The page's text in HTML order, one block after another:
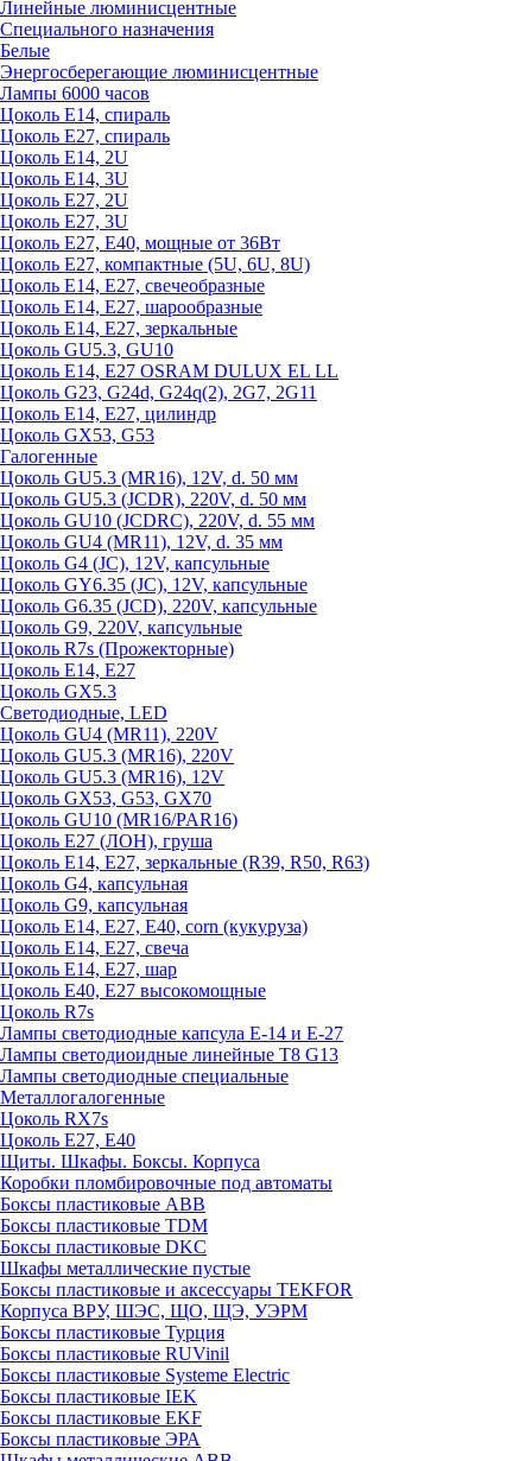
Линейные люминисцентные
Специального назначения
Белые
Энергосберегающие люминисцентные
Лампы 6000 часов
Цоколь Е14, спираль
Цоколь Е27, спираль
Цоколь Е14, 2U
Цоколь Е14, 3U
Цоколь Е27, 2U
Цоколь Е27, 3U
Цоколь Е27, Е40, мощные от 36Вт
Цоколь Е27, компактные (5U, 6U, 8U)
Цоколь Е14, Е27, свечеобразные
Цоколь Е14, Е27, шарообразные
Цоколь Е14, Е27, зеркальные
Цоколь GU5.3, GU10
Цоколь Е14, Е27 OSRAM DULUX EL LL
Цоколь G23, G24d, G24q(2), 2G7, 2G11
Цоколь Е14, Е27, цилиндр
Цоколь GX53, G53
Галогенные
Цоколь GU5.3 (MR16), 12V, d. 50 мм
Цоколь GU5.3 (JCDR), 220V, d. 50 мм
Цоколь GU10 (JCDRC), 220V, d. 55 мм
Цоколь GU4 (MR11), 12V, d. 35 мм
Цоколь G4 (JC), 12V, капсульные
Цоколь GY6.35 (JC), 12V, капсульные
Цоколь G6.35 (JCD), 220V, капсульные
Цоколь G9, 220V, капсульные
Цоколь R7s (Прожекторные)
Цоколь E14, E27
Цоколь GX5.3
Светодиодные, LED
Цоколь GU4 (MR11), 220V
Цоколь GU5.3 (MR16), 220V
Цоколь GU5.3 (MR16), 12V
Цоколь GX53, G53, GX70
Цоколь GU10 (MR16/PAR16)
Цоколь Е27 (ЛОН), груша
Цоколь Е14, Е27, зеркальные (R39, R50, R63)
Цоколь G4, капсульная
Цоколь G9, капсульная
Цоколь Е14, Е27, Е40, corn (кукуруза)
Цоколь Е14, Е27, свеча
Цоколь Е14, Е27, шар
Цоколь Е40, Е27 высокомощные
Цоколь R7s
Лампы светодиодные капсула Е-14 и Е-27
Лампы светодиоидные линейные T8 G13
Лампы светодиодные специальные
Металлогалогенные
Цоколь RX7s
Цоколь Е27, E40
Щиты. Шкафы. Боксы. Корпуса
Коробки пломбировочные под автоматы
Боксы пластиковые ABB
Боксы пластиковые TDM
Боксы пластиковые DKC
Шкафы металлические пустые
Боксы пластиковые и аксессуары TEKFOR
Корпуса ВРУ, ШЭС, ЩО, ЩЭ, УЭРМ
Боксы пластиковые Турция
Боксы пластиковые RUVinil
Боксы пластиковые Systeme Electric
Боксы пластиковые IEK
Боксы пластиковые EKF
Боксы пластиковые ЭРА